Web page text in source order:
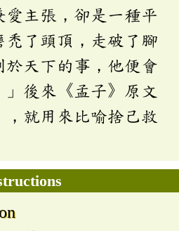
愛主張，卻是一種平
禿了頭頂，走破了腳
於天下的事，他便會
後來《孟子》原文
，就用來比喻捨己救